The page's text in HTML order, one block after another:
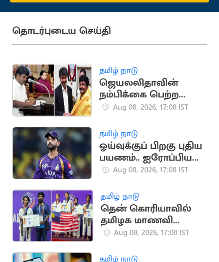
தொடர்புடைய செய்தி
தமிழ் நாடு
ஜெயலலிதாவின்
நம்பிக்கை பெற்ற
சி.விஜயபாஸ்கர்..
Aug 08, 2026, 17:08 IST
தமிழ் நாடு
ஓய்வுக்குப் பிறகு புதிய
பயணம்.. ஐரோப்பிய
டி20 லீக்கில்
Aug 08, 2026, 17:08 IST
தமிழ் நாடு
தென் கொரியாவில்
தமிழக மாணவி
அசத்தல்.. உலக
போட்டியில்
Aug 08, 2026, 17:08 IST
தமிழ் நாடு